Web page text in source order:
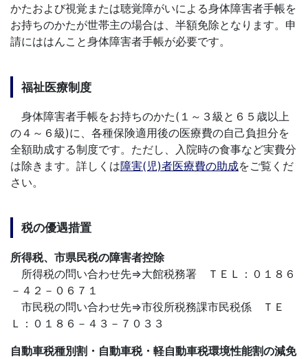
かたおよび視覚または聴覚障がいによる身体障害者手帳を
お持ちのかたが世帯主の場合は、半額免除となります。申
請にははんこと身体障害者手帳が必要です。
福祉医療制度
身体障害者手帳をお持ちのかた(１～３級と６５歳以上
の４～６級)に、各種保険適用後の医療費の自己負担分を
全額助成する制度です。ただし、入院時の食事など実費分
は除きます。詳しくは障害(児)者医療費の助成をご覧くだ
さい。
税の優遇措置
所得税、市県民税の障害者控除
所得税の問い合わせ先⇒大館税務署 ＴＥＬ：０１８６
－４２－０６７１
市民税の問い合わせ先⇒市役所税務課市民税係 ＴＥ
Ｌ：０１８６－４３－７０３３
自動車税種別割・自動車税・軽自動車税環境性能割の減免